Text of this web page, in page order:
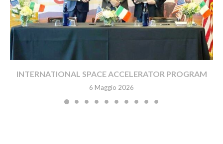
INTERNATIONAL SPACE ACCELERATOR PROGRAM
6 Maggio 2026